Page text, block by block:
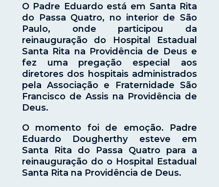
O Padre Eduardo está em Santa Rita
do Passa Quatro, no interior de São
Paulo, onde participou da
reinauguração do Hospital Estadual
Santa Rita na Providência de Deus e
fez uma pregação especial aos
diretores dos hospitais administrados
pela Associação e Fraternidade São
Francisco de Assis na Providência de
Deus.
O momento foi de emoção. Padre
Eduardo Dougherthy esteve em
Santa Rita do Passa Quatro para a
reinauguração do o Hospital Estadual
Santa Rita na Providência de Deus.